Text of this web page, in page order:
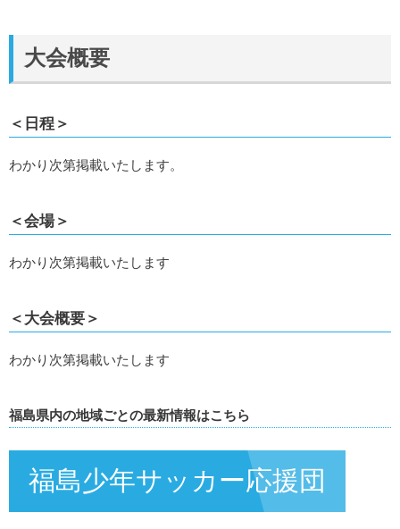
大会概要
＜日程＞
わかり次第掲載いたします。
＜会場＞
わかり次第掲載いたします
＜大会概要＞
わかり次第掲載いたします
福島県内の地域ごとの最新情報はこちら
福島少年サッカー応援団